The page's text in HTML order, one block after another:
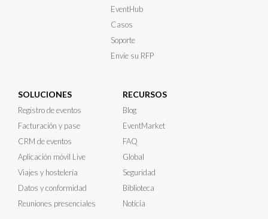
EventHub
Casos
Soporte
Envíe su RFP
SOLUCIONES
Registro de eventos
Facturación y pase
CRM de eventos
Aplicación móvil Live
Viajes y hostelería
Datos y conformidad
Reuniones presenciales
RECURSOS
Blog
EventMarket
FAQ
Global
Seguridad
Biblioteca
Notícia